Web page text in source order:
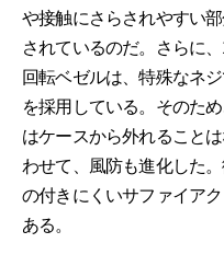
や接触にさらされやすい
されているのだ。さらに
回転ベゼルは、特殊なネ
を採用している。そのた
はケースから外れること
わせて、風防も進化した
の付きにくいサファイア
ある。